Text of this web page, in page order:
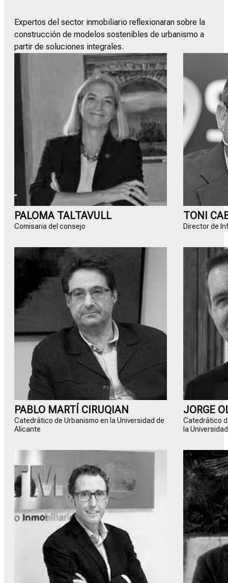
Expertos del sector inmobiliario reflexionaran sobre la
construcción de modelos sostenibles de urbanismo a
partir de soluciones integrales.
PALOMA TALTAVULL
Comisaria del consejo
TONI
Director de
PABLO MARTÍ CIRUQIAN
Catedrático de Urbanismo en la Universidad de
Alicante
JORGE
Catedrático
la